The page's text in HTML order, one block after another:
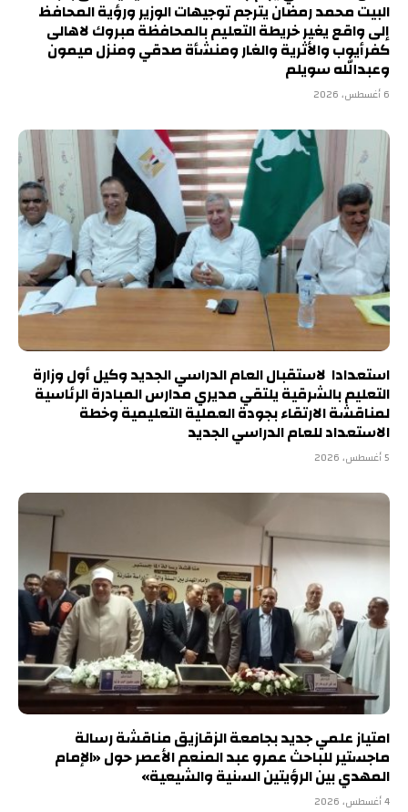
البيت محمد رمضان يترجم توجيهات الوزير ورؤية المحافظ
إلى واقع يغير خريطة التعليم بالمحافظة مبروك لاهالى
كفرأيوب والأثرية والغار ومنشأة صدقي ومنزل ميمون
وعبدالله سويلم
6 أغسطس، 2026
استعدادا لاستقبال العام الدراسي الجديد وكيل أول وزارة
التعليم بالشرقية يلتقي مديري مدارس المبادرة الرئاسية
لمناقشة الارتقاء بجودة العملية التعليمية وخطة
الاستعداد للعام الدراسي الجديد
5 أغسطس، 2026
امتياز علمي جديد بجامعة الزقازيق مناقشة رسالة
ماجستير للباحث عمرو عبد المنعم الأعصر حول «الإمام
المهدي بين الرؤيتين السنية والشيعية»
4 أغسطس، 2026